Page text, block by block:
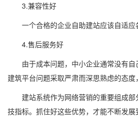
3.兼容性好
一个合格的企业自助建站应该自适应
4.售后服务好
由于成本问题，中小企业通常没有自
建筑平台问题采取严肃而深思熟虑的态
建站系统作为网络营销的重要组成部
技指标。抓住好这些优势，才能不断发展